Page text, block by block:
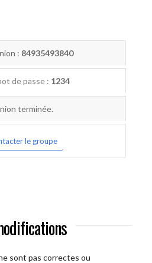
: 84935493840
de passe : 1234
terminée.
le groupe
sont pas correctes ou